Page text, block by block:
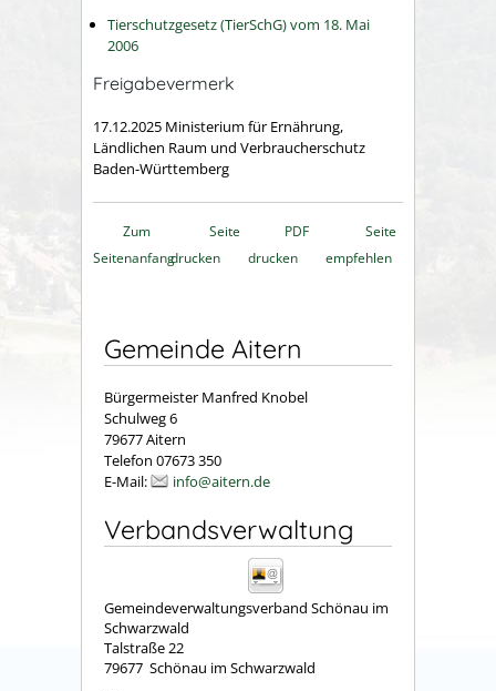
Tierschutzgesetz (TierSchG) vom 18. Mai
2006
Freigabevermerk
17.12.2025 Ministerium für Ernährung,
Ländlichen Raum und Verbraucherschutz
Baden-Württemberg
Zum
Seitenanfang
Seite
drucken
PDF
drucken
Seite
empfehlen
Gemeinde Aitern
Bürgermeister Manfred Knobel
Schulweg 6
79677 Aitern
Telefon 07673 350
E-Mail:
info@aitern.de
Verbandsverwaltung
Gemeindeverwaltungsverband Schönau im
Schwarzwald
Talstraße 22
79677 Schönau im Schwarzwald